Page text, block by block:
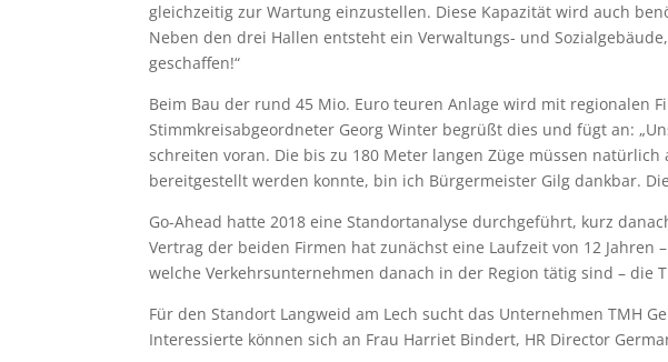
gleichzeitig zur Wartung einzustellen. Diese Kapazität wird auch
Neben den drei Hallen entsteht ein Verwaltungs- und
geschaffen!“
Beim Bau der rund 45 Mio. Euro teuren Anlage wird mit regionalen
Stimmkreisabgeordneter Georg Winter begrüßt dies und fügt an:
schreiten voran. Die bis zu 180 Meter langen Züge müssen
bereitgestellt werden konnte, bin ich Bürgermeister Gilg dankbar.
Go-Ahead hatte 2018 eine Standortanalyse durchgeführt, kurz
Vertrag der beiden Firmen hat zunächst eine Laufzeit von 12 Jahren
welche Verkehrsunternehmen danach in der Region tätig sind – die
Für den Standort Langweid am Lech sucht das Unternehmen TMH
Interessierte können sich an Frau Harriet Bindert, HR Director